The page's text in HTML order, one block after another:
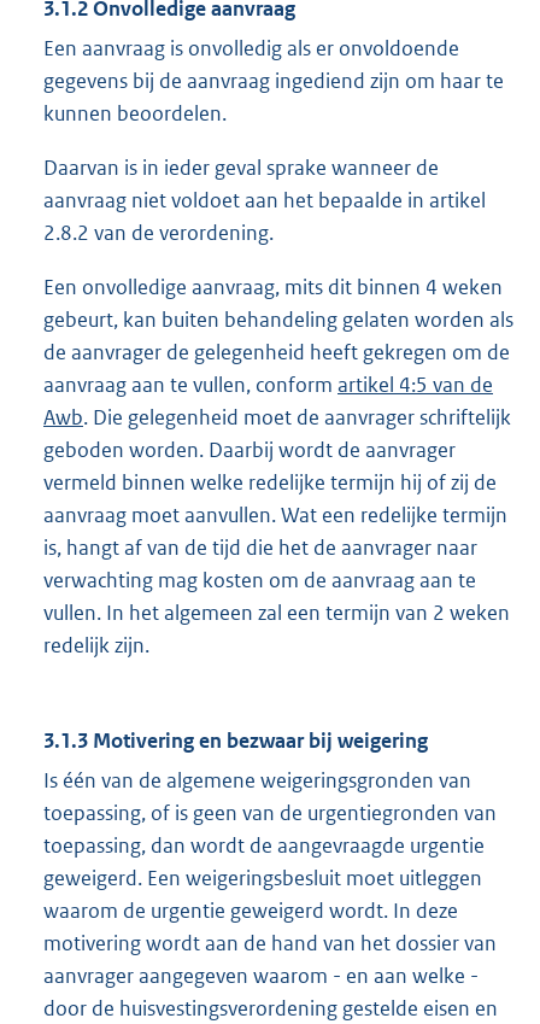
3.1.2 Onvolledige aanvraag
Een aanvraag is onvolledig als er onvoldoende
gegevens bij de aanvraag ingediend zijn om haar te
kunnen beoordelen.
Daarvan is in ieder geval sprake wanneer de
aanvraag niet voldoet aan het bepaalde in artikel
2.8.2 van de verordening.
Een onvolledige aanvraag, mits dit binnen 4 weken
gebeurt, kan buiten behandeling gelaten worden als
de aanvrager de gelegenheid heeft gekregen om de
aanvraag aan te vullen, conform artikel 4:5 van de
Awb. Die gelegenheid moet de aanvrager schriftelijk
geboden worden. Daarbij wordt de aanvrager
vermeld binnen welke redelijke termijn hij of zij de
aanvraag moet aanvullen. Wat een redelijke termijn
is, hangt af van de tijd die het de aanvrager naar
verwachting mag kosten om de aanvraag aan te
vullen. In het algemeen zal een termijn van 2 weken
redelijk zijn.
3.1.3 Motivering en bezwaar bij weigering
Is één van de algemene weigeringsgronden van
toepassing, of is geen van de urgentiegronden van
toepassing, dan wordt de aangevraagde urgentie
geweigerd. Een weigeringsbesluit moet uitleggen
waarom de urgentie geweigerd wordt. In deze
motivering wordt aan de hand van het dossier van
aanvrager aangegeven waarom - en aan welke -
door de huisvestingsverordening gestelde eisen en